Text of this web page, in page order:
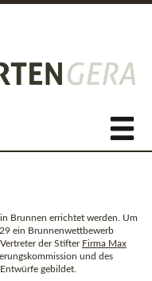
Brunnen errichtet werden. Um
ein Brunnenwettbewerb
der Stifter Firma Max
und des
gebildet.